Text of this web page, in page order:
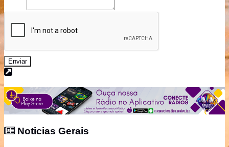
Enviar
Noticias Gerais